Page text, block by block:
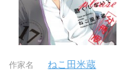
作家名 ねこ田米蔵